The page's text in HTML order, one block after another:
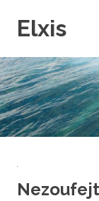
Elxis
intenretový
to jsme pro vás